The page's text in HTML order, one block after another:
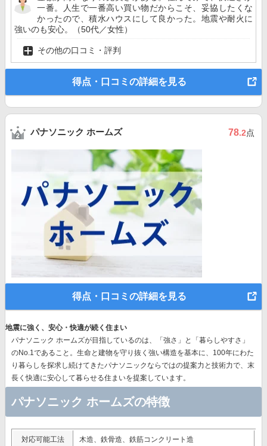
一番。人生で一番高い買い物だからこそ、妥協したくな
かったので、積水ハウスにして良かった。地震や耐火に
強いのも安心。（50代／女性）
その他の口コミ・評判
得点・口コミの詳細を見る
パナソニック ホームズ 78.2点
得点・口コミの詳細を見る
地震に強く、安心・快適が続く住まい
パナソニック ホームズが目指しているのは、「強さ」と「暮らしやすさ」
のNo.1であること。生命と建物を守り抜く強い構造を基本に、 100年にわた
り暮らしを探求し続けてきたパナソニックならではの提案力と技術力で、末
長く快適に安心して暮らせる住まいを提案しています。
パナソニック ホームズの特徴
対応可能工法 木造、鉄骨造、鉄筋コンクリート造